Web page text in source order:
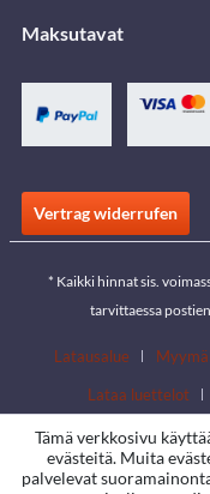
Maksutavat
Vertrag widerrufen
* Kaikki hinnat sis.
tarvittaessa
Latausalue
Lataa luettelot
Tämä verkkosivu
evästeitä. Muita
palvelevat